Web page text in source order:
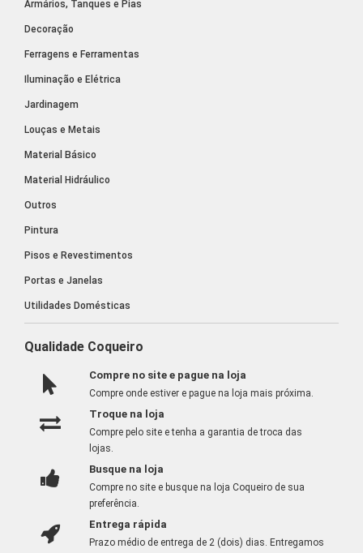
Armários, Tanques e Pias
Decoração
Ferragens e Ferramentas
Iluminação e Elétrica
Jardinagem
Louças e Metais
Material Básico
Material Hidráulico
Outros
Pintura
Pisos e Revestimentos
Portas e Janelas
Utilidades Domésticas
Qualidade Coqueiro
Compre no site e pague na loja
Compre onde estiver e pague na loja mais próxima.
Troque na loja
Compre pelo site e tenha a garantia de troca das
lojas.
Busque na loja
Compre no site e busque na loja Coqueiro de sua
preferência.
Entrega rápida
Prazo médio de entrega de 2 (dois) dias. Entregamos